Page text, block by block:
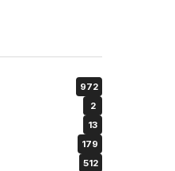
972
2
13
179
512